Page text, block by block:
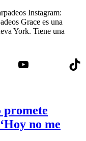
Instagram:
Grace es una
York. Tiene una
YouTube
no me